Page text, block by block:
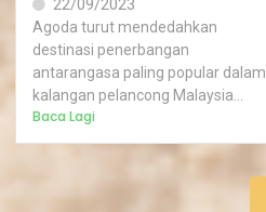
22/09/2023
Agoda turut mendedahkan
destinasi penerbangan
antarangasa paling popular dalam
kalangan pelancong Malaysia...
Baca Lagi